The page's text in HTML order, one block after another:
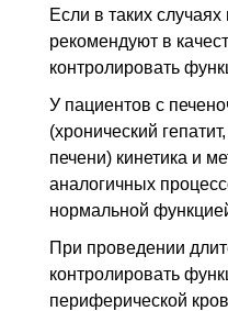
Если в таких
рекомендуют в
контролировать
У пациентов с
(хронический
печени) кинетика и
аналогичных
нормальной
При проведении
контролировать
периферической